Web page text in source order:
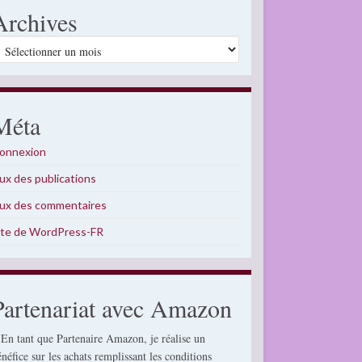
des publications
des commentaires
de WordPress-FR
avec Amazon
tant que Partenaire Amazon, je réalise un
sur les achats remplissant les conditions